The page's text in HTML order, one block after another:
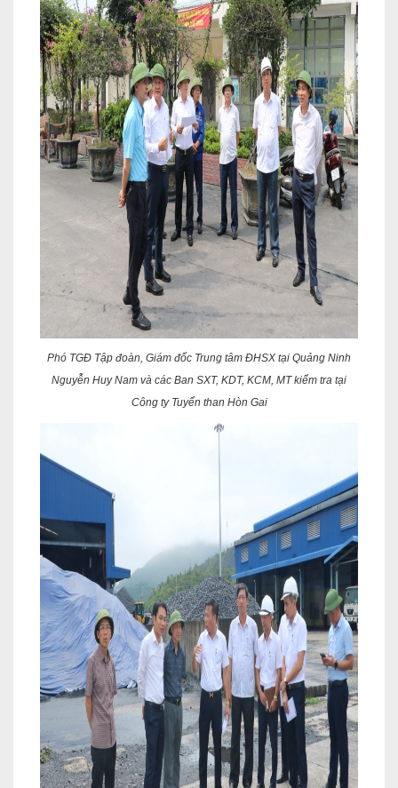
Phó TGĐ Tập đoàn, Giám đốc Trung tâm ĐHSX tại Quảng Ninh
Nguyễn Huy Nam và các Ban SXT, KDT, KCM, MT kiểm tra tại
Công ty Tuyển than Hòn Gai